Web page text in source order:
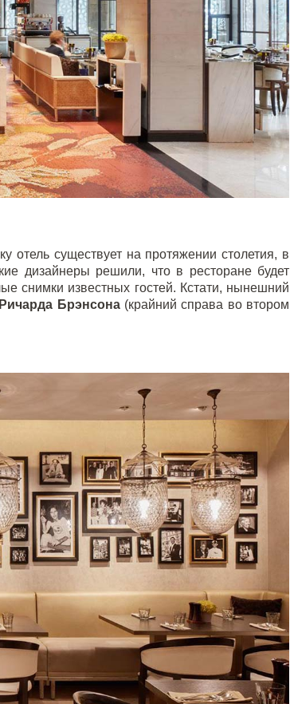
отель существует на протяжении столетия, в
дизайнеры решили, что в ресторане будет
снимки известных гостей. Кстати, нынешний
Ричарда Брэнсона(крайний справа во втором